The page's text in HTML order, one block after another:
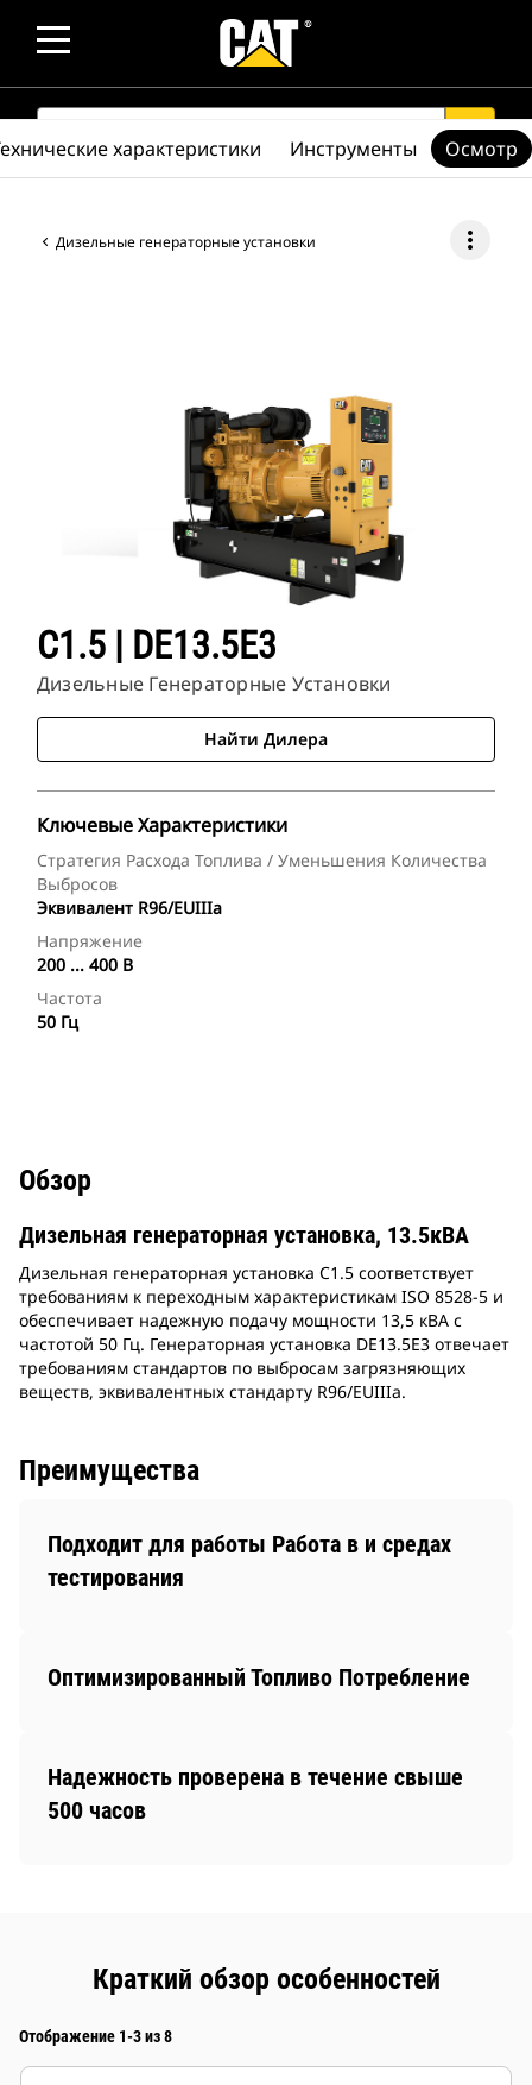
SEARCH search
Дизельные генераторные установки more_vert
C1.5 | DE13.5E3
Дизельные Генераторные Установки
Найти Дилера
Ключевые Характеристики
Стратегия Расхода Топлива / Уменьшения Количества
Выбросов
Эквивалент R96/EUIIIa
Напряжение
200 ... 400 В
Частота
50 Гц
характеристики Инструменты Осмотр
Обзор
Дизельная генераторная установка, 13.5кВА
Дизельная генераторная установка C1.5 соответствует
требованиям к переходным характеристикам ISO 8528-5 и
обеспечивает надежную подачу мощности 13,5 кВА с
частотой 50 Гц. Генераторная установка DE13.5E3 отвечает
требованиям стандартов по выбросам загрязняющих
веществ, эквивалентных стандарту R96/EUIIIa.
Преимущества
Подходит для работы Работа в и средах
тестирования
Оптимизированный Топливо Потребление
Надежность проверена в течение свыше
500 часов
Краткий обзор особенностей
Отображение 1-3 из 8